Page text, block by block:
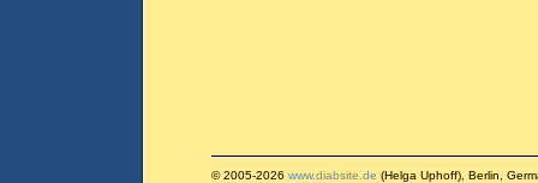
© 2005-2026 www.diabsite.de (Helga Uphoff), Berlin,